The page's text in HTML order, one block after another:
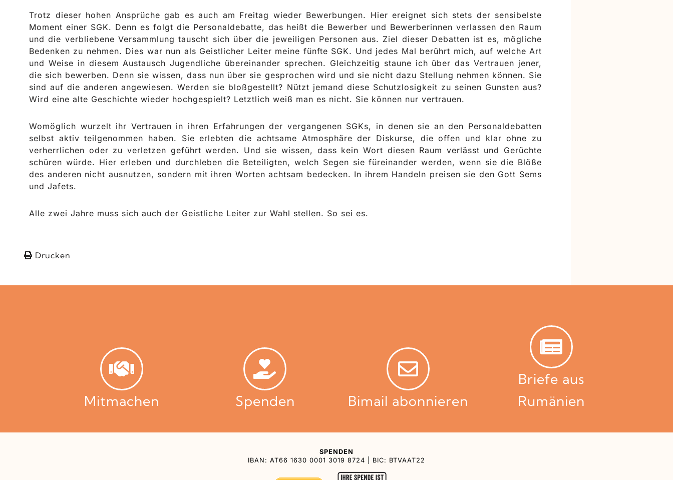
Trotz dieser hohen Ansprüche gab es auch am Freitag wieder Bewerbungen. Hier ereignet sich stets der sensibelste
Moment einer SGK. Denn es folgt die Personaldebatte, das heißt die Bewerber und Bewerberinnen verlassen den Raum
und die verbliebene Versammlung tauscht sich über die jeweiligen Personen aus. Ziel dieser Debatten ist es, mögliche
Bedenken zu nehmen. Dies war nun als Geistlicher Leiter meine fünfte SGK. Und jedes Mal berührt mich, auf welche Art
und Weise in diesem Austausch Jugendliche übereinander sprechen. Gleichzeitig staune ich über das Vertrauen jener,
die sich bewerben. Denn sie wissen, dass nun über sie gesprochen wird und sie nicht dazu Stellung nehmen können. Sie
sind auf die anderen angewiesen. Werden sie bloßgestellt? Nützt jemand diese Schutzlosigkeit zu seinen Gunsten aus?
Wird eine alte Geschichte wieder hochgespielt? Letztlich weiß man es nicht. Sie können nur vertrauen.
Womöglich wurzelt ihr Vertrauen in ihren Erfahrungen der vergangenen SGKs, in denen sie an den Personaldebatten
selbst aktiv teilgenommen haben. Sie erlebten die achtsame Atmosphäre der Diskurse, die offen und klar ohne zu
verherrlichen oder zu verletzen geführt werden. Und sie wissen, dass kein Wort diesen Raum verlässt und Gerüchte
schüren würde. Hier erleben und durchleben die Beteiligten, welch Segen sie füreinander werden, wenn sie die Blöße
des anderen nicht ausnutzen, sondern mit ihren Worten achtsam bedecken. In ihrem Handeln preisen sie den Gott Sems
und Jafets.
Alle zwei Jahre muss sich auch der Geistliche Leiter zur Wahl stellen. So sei es.
Drucken
Mitmachen Spenden Bimail abonnieren
Briefe aus
Rumänien
SPENDEN
IBAN: AT66 1630 0001 3019 8724 | BIC: BTVAAT22